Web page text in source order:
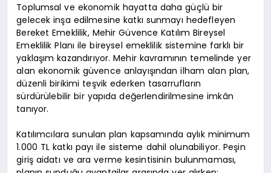
Toplumsal ve ekonomik hayatta daha güçlü bir
gelecek inşa edilmesine katkı sunmayı hedefleyen
Bereket Emeklilik, Mehir Güvence Katılım Bireysel
Emeklilik Planı ile bireysel emeklilik sistemine farklı bir
yaklaşım kazandırıyor. Mehir kavramının temelinde yer
alan ekonomik güvence anlayışından ilham alan plan,
düzenli birikimi teşvik ederken tasarrufların
sürdürülebilir bir yapıda değerlendirilmesine imkân
tanıyor.
Katılımcılara sunulan plan kapsamında aylık minimum
1.000 TL katkı payı ile sisteme dahil olunabiliyor. Peşin
giriş aidatı ve ara verme kesintisinin bulunmaması,